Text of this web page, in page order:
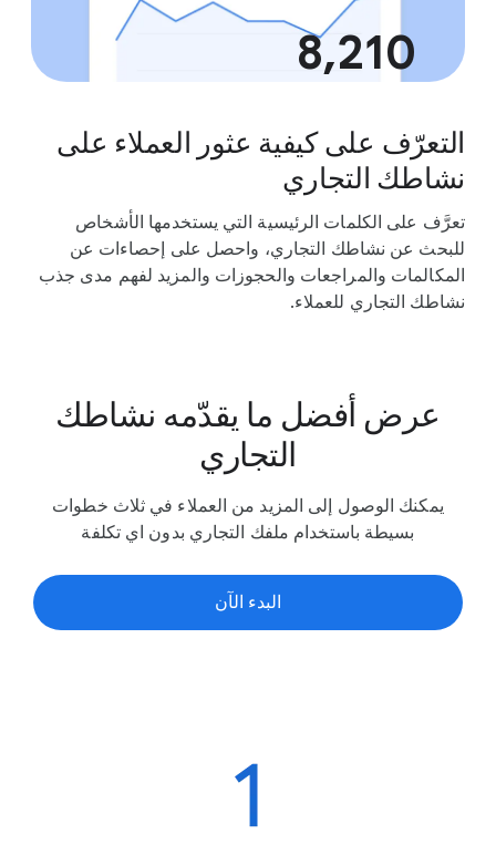
التعرّف على كيفية عثور العملاء على
نشاطك التجاري
تعرَّف على الكلمات الرئيسية التي يستخدمها الأشخاص
للبحث عن نشاطك التجاري، واحصل على إحصاءات عن
المكالمات والمراجعات والحجوزات والمزيد لفهم مدى جذب
نشاطك التجاري للعملاء.
8,210
عرض أفضل ما يقدّمه نشاطك
التجاري
يمكنك الوصول إلى المزيد من العملاء في ثلاث خطوات
بسيطة باستخدام ملفك التجاري بدون اي تكلفة
البدء الآن